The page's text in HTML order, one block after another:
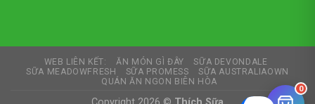
WEB LIÊN KẾT: ĂN MÓN GÌ ĐÂY
SỮA DEVONDALE
SỮA MEADOWFRESH
SỮA PROMESS
SỮA AUSTRALIAOWN
QUÁN ĂN NGON BIÊN HÒA
0